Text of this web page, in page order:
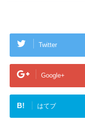
Twitter
Google+
B! はてブ